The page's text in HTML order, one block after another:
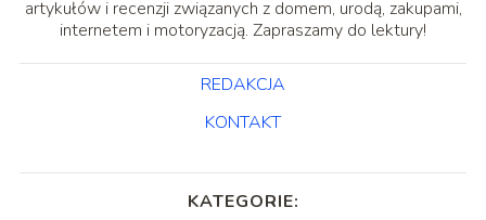
artykułów i recenzji związanych z domem, urodą, zakupami,
internetem i motoryzacją. Zapraszamy do lektury!
REDAKCJA
KONTAKT
KATEGORIE: